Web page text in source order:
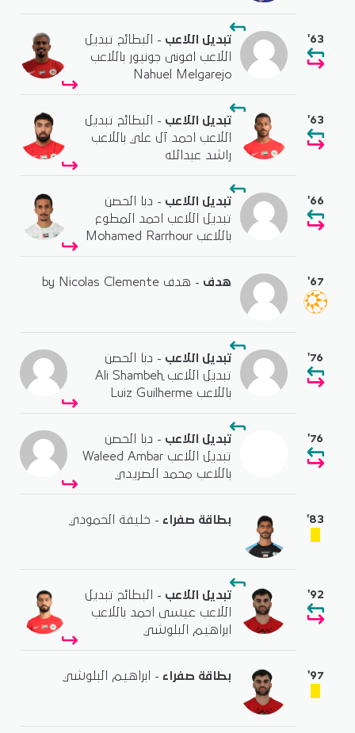
'63 تبديل اللاعب - البطائح تبديل
اللاعب افونى جونيور باللاعب
Nahuel Melgarejo
'63 تبديل اللاعب - البطائح تبديل
اللاعب احمد آل علي باللاعب
راشد عبدالله
'66 تبديل اللاعب - دبا الحصن
تبديل اللاعب احمد المطوع
باللاعب Mohamed Rarrhour
'67 هدف - هدف by Nicolas Clemente
'76 تبديل اللاعب - دبا الحصن
تبديل اللاعب ِAli Shambeh
باللاعب Luiz Guilherme
'76 تبديل اللاعب - دبا الحصن
تبديل اللاعب Waleed Ambar
باللاعب محمد الصريدي
'83 بطاقة صفراء - خليفة الحمودي
'92 تبديل اللاعب - البطائح تبديل
اللاعب عيسى احمد باللاعب
ابراهيم البلوشي
'97 بطاقة صفراء - ابراهيم البلوشي